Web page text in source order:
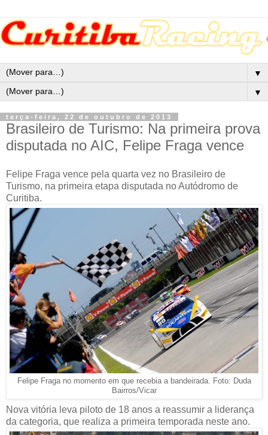
▼
▼
terça-feira, 22 de outubro de 2013
Brasileiro de Turismo: Na primeira prova
disputada no AIC, Felipe Fraga vence
Felipe Fraga vence pela quarta vez no Brasileiro de
Turismo, na primeira etapa disputada no Autódromo de
Curitiba.
Felipe Fraga no momento em que recebia a bandeirada. Foto: Duda
Bairros/Vicar
Nova vitória leva piloto de 18 anos a reassumir a liderança
da categoria, que realiza a primeira temporada neste ano.